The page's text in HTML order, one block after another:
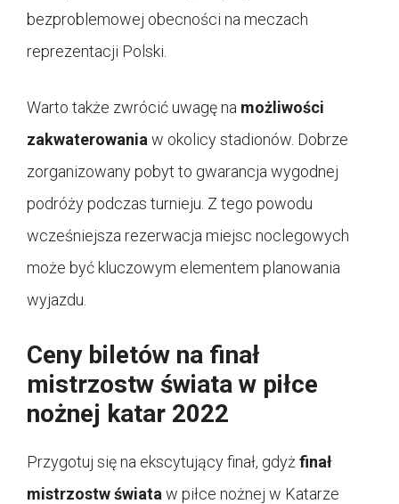
bezproblemowej obecności na meczach
reprezentacji Polski.
Warto także zwrócić uwagę na możliwości
zakwaterowania w okolicy stadionów. Dobrze
zorganizowany pobyt to gwarancja wygodnej
podróży podczas turnieju. Z tego powodu
wcześniejsza rezerwacja miejsc noclegowych
może być kluczowym elementem planowania
wyjazdu.
Ceny biletów na finał
mistrzostw świata w piłce
nożnej katar 2022
Przygotuj się na ekscytujący finał, gdyż finał
mistrzostw świata w piłce nożnej w Katarze